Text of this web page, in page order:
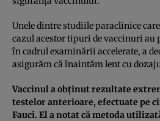
Unele dintre studiile paraclinice
cazul acestor tipuri de vaccinuri au
în cadrul examinării accelerate, a
asigurăm că înaintăm lent cu
Vaccinul a obţinut rezultate
testelor anterioare, efectuate pe
Fauci. El a notat că metoda